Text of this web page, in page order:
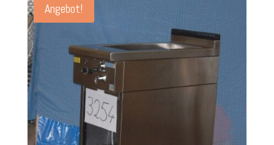
Angebot!